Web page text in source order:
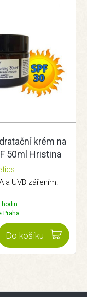
krém na
50ml Hristina
a UVB zářením.
hodin.
Praha.
Do košíku